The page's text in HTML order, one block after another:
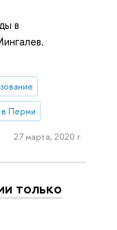
в
Перми
27 марта, 2020 г.
только